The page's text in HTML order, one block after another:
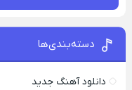
دسته‌بندی‌ها
دانلود آهنگ جدید